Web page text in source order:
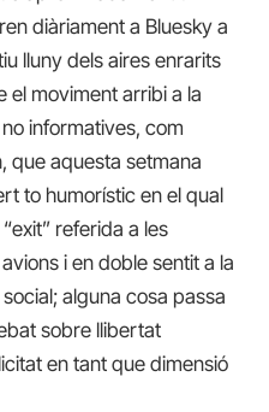
diàriament a Bluesky a
lluny dels aires enrarits
el moviment arribi a la
informatives, com
que aquesta setmana
to humorístic en el qual
referida a les
i en doble sentit a la
alguna cosa passa
sobre llibertat
en tant que dimensió